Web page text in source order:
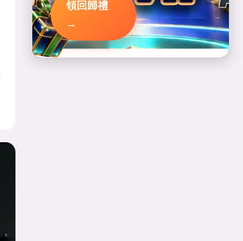
領回歸禮
→